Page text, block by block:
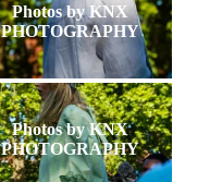
Photos by KNX
PHOTOGRAPHY
Photos by KNX
PHOTOGRAPHY